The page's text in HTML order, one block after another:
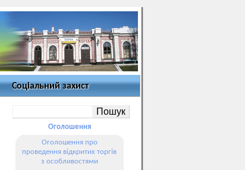
Соціальний захист
Оголошення
Оголошення про
проведення відкритих торгів
з особливостями